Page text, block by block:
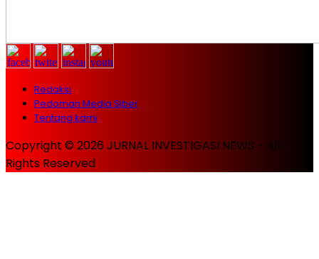
Redaksi
Pedoman Media Siber
Tentang kami
Copyright © 2026 JURNAL INVESTIGASI NEWS - All
Rights Reserved